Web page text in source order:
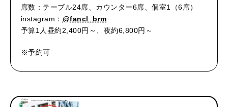
席数：テーブル24席、カウンター6席、個室1（6席）
instagram： @fancl_brm
予算1人昼約2,400円～、夜約6,800円～
※予約可